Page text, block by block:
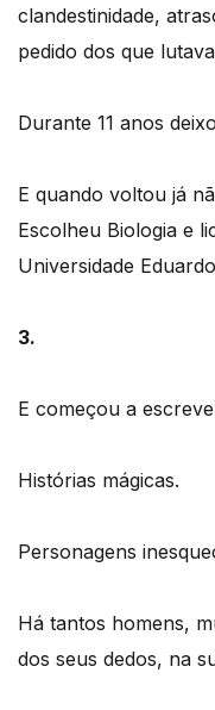
clandestinidade,
pedido dos que
Durante 11 anos
E quando voltou já
Escolheu Biologia e
Universidade
3.
E começou a
Histórias mágicas.
Personagens
Há tantos homens,
dos seus dedos, na